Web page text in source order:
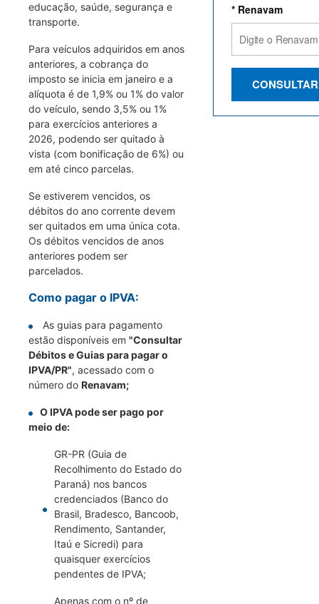
educação, saúde, segurança e
transporte.
Para veículos adquiridos em anos
anteriores, a cobrança do
imposto se inicia em janeiro e a
alíquota é de 1,9% ou 1% do valor
do veículo, sendo 3,5% ou 1%
para exercícios anteriores a
2026, podendo ser quitado à
vista (com bonificação de 6%) ou
em até cinco parcelas.
Se estiverem vencidos, os
débitos do ano corrente devem
ser quitados em uma única cota.
Os débitos vencidos de anos
anteriores podem ser
parcelados.
Como pagar o IPVA:
As guias para pagamento
estão disponíveis em "Consultar
Débitos e Guias para pagar o
IPVA/PR", acessado com o
número do Renavam;
O IPVA pode ser pago por
meio de:
GR-PR (Guia de
Recolhimento do Estado do
Paraná) nos bancos
credenciados (Banco do
Brasil, Bradesco, Bancoob,
Rendimento, Santander,
Itaú e Sicredi) para
quaisquer exercícios
pendentes de IPVA;
Apenas com o nº de
* Renavam
CONSULTAR